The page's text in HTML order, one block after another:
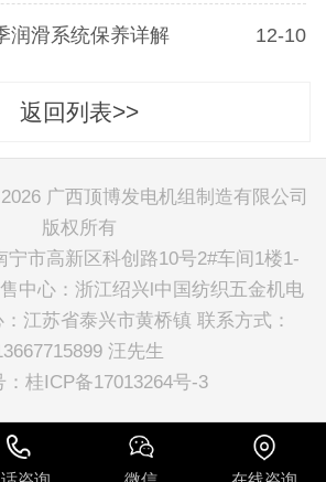
润滑系统保养详解 12-10
返回列表>>
广西顶博发电机组制造有限公司
版权所有
宁市高新区科创路10号2#车间1楼1-
中心：浙江绍兴l中国纺织五金机电
江苏省泰兴市黄桥镇 联系方式：
汪先生
桂ICP备17013264号-3